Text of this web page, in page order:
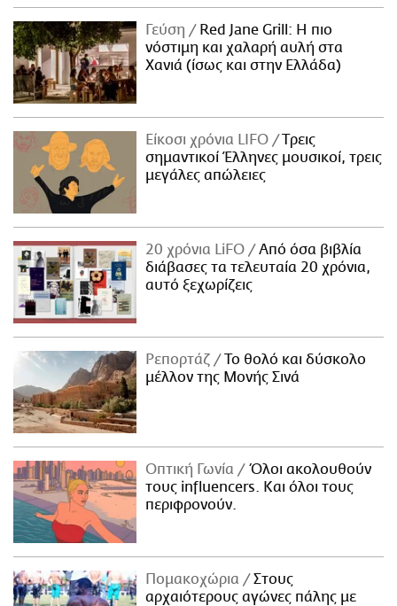
Γεύση
Red Jane Grill: Η πιο
νόστιμη και χαλαρή αυλή στα
Χανιά (ίσως και στην Ελλάδα)
Είκοσι χρόνια LIFO
Tρεις
σημαντικοί Έλληνες μουσικοί, τρεις
μεγάλες απώλειες
20 χρόνια LiFO
Από όσα βιβλία
διάβασες τα τελευταία 20 χρόνια,
αυτό ξεχωρίζεις
Ρεπορτάζ
Το θολό και δύσκολο
μέλλον της Μονής Σινά
Οπτική Γωνία
Όλοι ακολουθούν
τους influencers. Και όλοι τους
περιφρονούν.
Πομακοχώρια
Στους
αρχαιότερους αγώνες πάλης με